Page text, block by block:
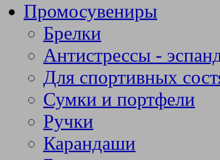
Промосувениры
Брелки
Антистрессы -
Для спортивных
Сумки и портфели
Ручки
Карандаши